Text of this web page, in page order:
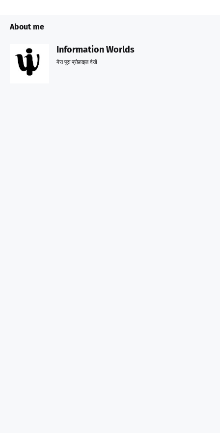
About me
Information Worlds
मेरा पूरा प्रोफ़ाइल देखें